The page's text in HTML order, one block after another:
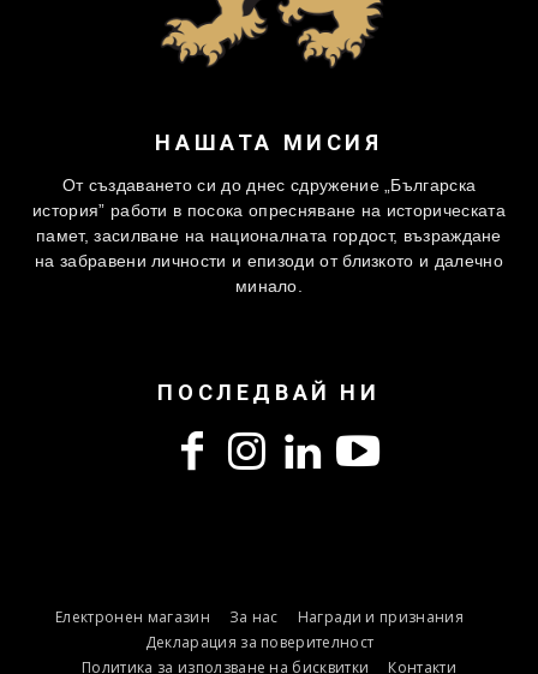
НАШАТА МИСИЯ
От създаването си до днес сдружение „Българска
история” работи в посока опресняване на историческата
памет, засилване на националната гордост, възраждане
на забравени личности и епизоди от близкото и далечно
минало.
ПОСЛЕДВАЙ НИ
Електронен магазин За нас
Награди и признания
Декларация за поверителност
Политика за използване на бисквитки
Контакти